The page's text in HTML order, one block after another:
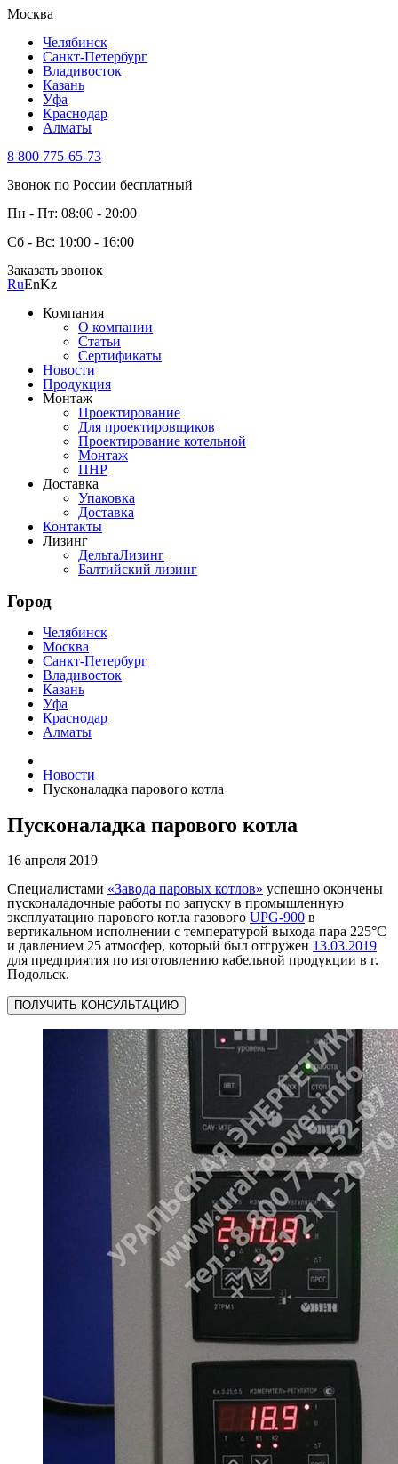
Москва
Челябинск
Санкт-Петербург
Владивосток
Казань
Уфа
Краснодар
Алматы
8 800 775-65-73
Звонок по России бесплатный
Пн - Пт: 08:00 - 20:00
Сб - Вс: 10:00 - 16:00
Заказать звонок
RuEnKz
Компания
О компании
Статьи
Сертификаты
Новости
Продукция
Монтаж
Проектирование
Для проектировщиков
Проектирование котельной
Монтаж
ПНР
Доставка
Упаковка
Доставка
Контакты
Лизинг
ДельтаЛизинг
Балтийский лизинг
Город
Челябинск
Москва
Санкт-Петербург
Владивосток
Казань
Уфа
Краснодар
Алматы
Новости
Пусконаладка парового котла
Пусконаладка парового котла
16 апреля 2019
Специалистами «Завода паровых котлов» успешно окончены
пусконаладочные работы по запуску в промышленную
эксплуатацию парового котла газового UPG-900 в
вертикальном исполнении с температурой выхода пара 225°C
и давлением 25 атмосфер, который был отгружен 13.03.2019
для предприятия по изготовлению кабельной продукции в г.
Подольск.
ПОЛУЧИТЬ КОНСУЛЬТАЦИЮ